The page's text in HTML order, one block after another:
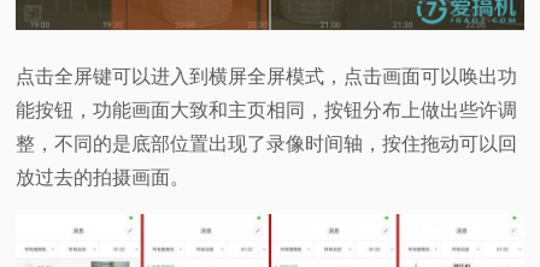
点击全屏键可以进入到横屏全屏模式，点击画面可以唤出功
能按钮，功能画面大致和主页相同，按钮分布上做出些许调
整，不同的是底部位置出现了录像时间轴，按住拖动可以回
放过去的拍摄画面。